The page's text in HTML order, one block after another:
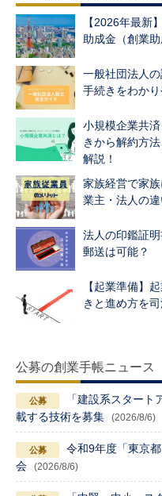
【2026年最新
助成金（創業
一般社団法人
手続きをわか
小規模企業共
きから解約方
解説！
家族経営で家
業主・法人の
法人の印鑑証
郵送は可能？
【起業準備】
きと進め方を
公募の創業手帳ニュース
「建設系スター
載する技術を募集
(2026/8/6)
令和9年度「東京
会
(2026/8/6)